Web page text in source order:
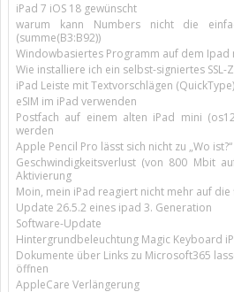
iPad 7 iOS 18 gewünscht
warum kann Numbers nicht die
(summe(B3:B92))
Windowbasiertes Programm auf dem Ipad
Wie installiere ich ein selbst-signiertes SSL-
iPad Leiste mit Textvorschlägen
eSIM im iPad verwenden
Postfach auf einem alten iPad mini
werden
Apple Pencil Pro lässt sich nicht zu „Wo
Geschwindigkeitsverlust (von 800 Mbit
Aktivierung
Moin, mein iPad reagiert nicht mehr auf
Update 26.5.2 eines ipad 3. Generation
Software-Update
Hintergrundbeleuchtung Magic Keyboard
Dokumente über Links zu Microsoft365
öffnen
AppleCare Verlängerung